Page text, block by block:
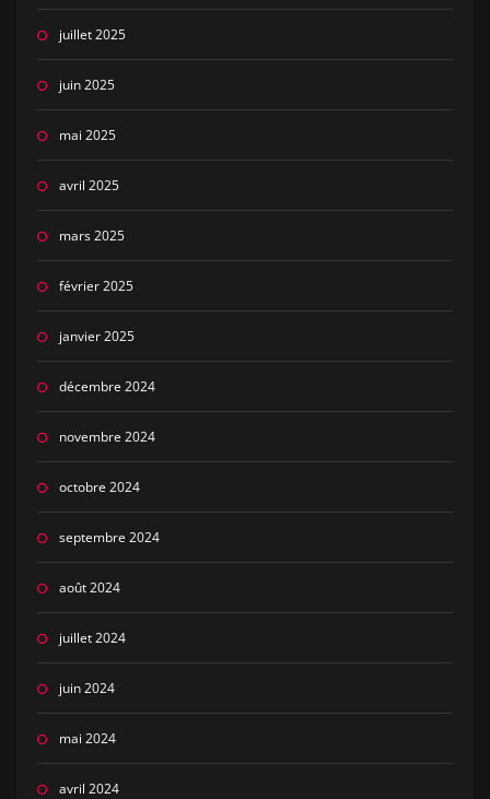
juillet 2025
juin 2025
mai 2025
avril 2025
mars 2025
février 2025
janvier 2025
décembre 2024
novembre 2024
octobre 2024
septembre 2024
août 2024
juillet 2024
juin 2024
mai 2024
avril 2024